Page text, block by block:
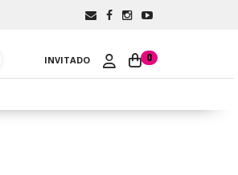
INVITADO 0